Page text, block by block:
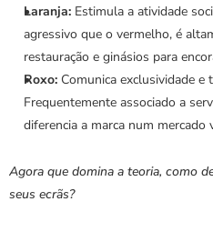
Laranja: Estimula a atividade
agressivo que o vermelho, é
restauração e ginásios para
Roxo: Comunica exclusividade e
Frequentemente associado a
diferencia a marca num
Agora que domina a teoria, como
seus ecrãs?